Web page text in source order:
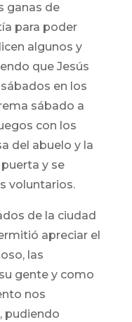
ganas de
para poder
algunos y
que Jesús
en los
sábado a
con los
del abuelo y la
y se
voluntarios.
de la ciudad
apreciar el
las
gente y como
nos
pudiendo